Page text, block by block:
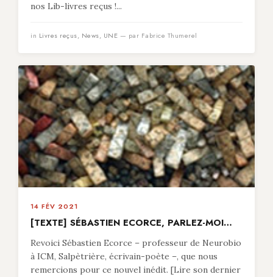
nos Lib-livres reçus !...
in Livres reçus, News, UNE — par Fabrice Thumerel
14 FÉV 2021
[TEXTE] SÉBASTIEN ECORCE, PARLEZ-MOI…
Revoici Sébastien Ecorce – professeur de Neurobio
à ICM, Salpètrière, écrivain-poète –, que nous
remercions pour ce nouvel inédit. [Lire son dernier